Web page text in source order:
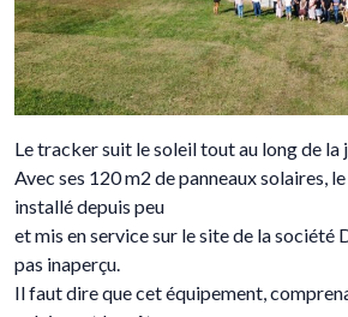
Le tracker suit le soleil tout au long de la
Avec ses 120 m2 de panneaux solaires,
installé depuis peu
et mis en service sur le site de la société
pas inaperçu.
Il faut dire que cet équipement,